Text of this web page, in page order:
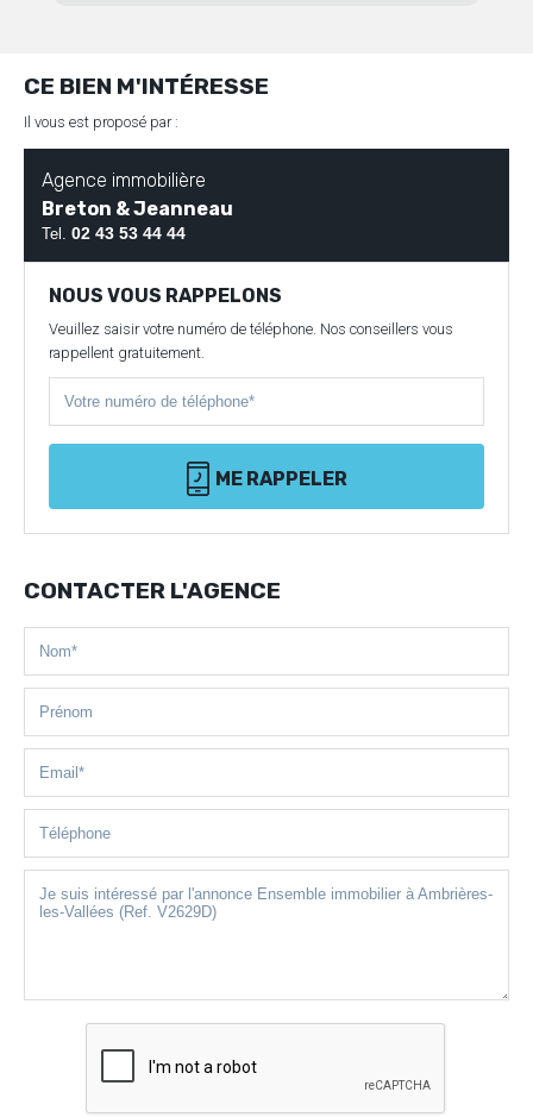
CE BIEN M'INTÉRESSE
Il vous est proposé par :
Agence immobilière
Breton & Jeanneau
Tel. 02 43 53 44 44
NOUS VOUS RAPPELONS
Veuillez saisir votre numéro de téléphone. Nos conseillers vous
rappellent gratuitement.
ME RAPPELER
CONTACTER L'AGENCE